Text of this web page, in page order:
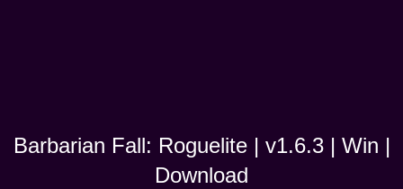
Barbarian Fall: Roguelite | v1.6.3 | Win |
Download